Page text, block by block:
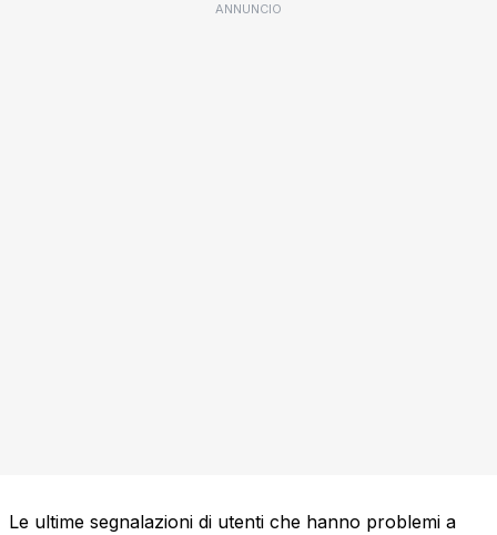
ANNUNCIO
Le ultime segnalazioni di utenti che hanno problemi a